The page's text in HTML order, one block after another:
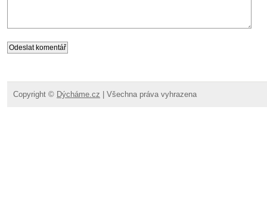
Copyright © Dýcháme.cz | Všechna práva vyhrazena